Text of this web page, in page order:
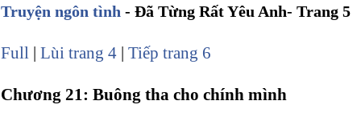
Truyện ngôn tình - Đã Từng Rất Yêu Anh- Trang 5
Full | Lùi trang 4 | Tiếp trang 6
Chương 21: Buông tha cho chính mình